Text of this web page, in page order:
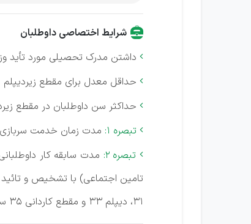
شرایط اختصاصی داوطلبان
 داشتن‌ مدرک تحصیلی‌ مورد تأید
 حداقل‌ معدل برای مقطع‌ زیردیپلم‌ ١١، دیپلم‌ ١٣ و فوق دیپلم‌ ١٤ می‌ باشد.
 حداکثر سن‌ داوطلبان در مقطع‌ زیردیپلم‌ ٢٦، دیپلم‌ ٢٨ و مقطع‌ کاردانی‌
 تبصره ١: مدت زمان خدمت‌
تبصره ٢:
مدت سابقه‌ کار
٣١، دیپلم‌ ٣٣ و مقطع‌ کاردانی‌ ٣٥ سال خواهد بود.